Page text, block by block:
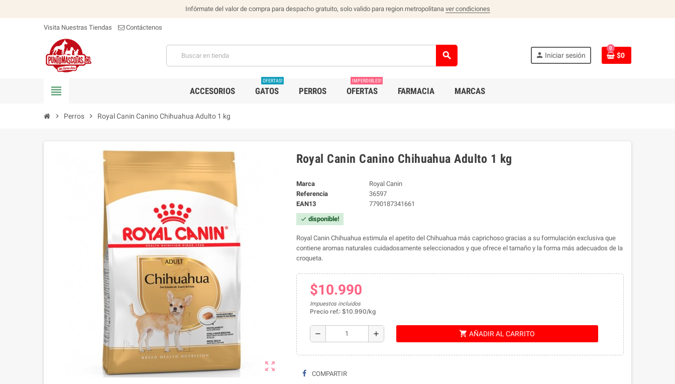
Infórmate del valor de compra para despacho gratuito, solo valido para region metropolitana ver condiciones
Visita Nuestras Tiendas Contáctenos
search person Iniciar sesión
0
$0
view_headline ACCESORIOS GATOS
OFERTAS!
PERROS OFERTAS
IMPERDIBLES!
FARMACIA MARCAS
chevron_right Perros chevron_right Royal Canin Canino Chihuahua Adulto 1 kg
zoom_out_map
Royal Canin Canino Chihuahua Adulto 1 kg
Marca
Royal Canin
Referencia
36597
EAN13
7790187341661
check disponible!
Royal Canin Chihuahua estimula el apetito del Chihuahua más caprichoso gracias a su formulación exclusiva que
contiene aromas naturales cuidadosamente seleccionados y que ofrece el tamaño y la forma más adecuados de la
croqueta.
$10.990
Impuestos incluidos
Precio ref.: $10.990/kg
remove add shopping_cart AÑADIR AL CARRITO
COMPARTIR